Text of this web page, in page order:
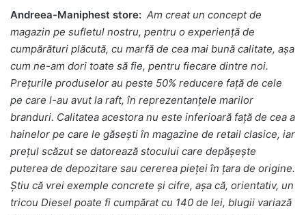
Andreea-Maniphest store: Am creat un concept de
magazin pe sufletul nostru, pentru o experiență de
cumpărături plăcută, cu marfă de cea mai bună calitate, așa
cum ne-am dori toate să fie, pentru fiecare dintre noi.
Prețurile produselor au peste 50% reducere față de cele
pe care l-au avut la raft, în reprezentanțele marilor
branduri. Calitatea acestora nu este inferioară față de cea a
hainelor pe care le găsești în magazine de retail clasice, iar
prețul scăzut se datorează stocului care depășește
puterea de depozitare sau cererea pieței în țara de origine.
Știu că vrei exemple concrete și cifre, așa că, orientativ, un
tricou Diesel poate fi cumpărat cu 140 de lei, blugii variază